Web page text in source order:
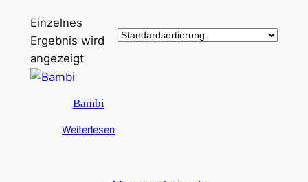
Einzelnes
Ergebnis wird
angezeigt
Bambi
Weiterlesen